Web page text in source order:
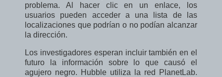
problema. Al hacer clic en un enlace, los
usuarios pueden acceder a una lista de las
localizaciones que podrían o no podían alcanzar
la dirección.
Los investigadores esperan incluir también en el
futuro la información sobre lo que causó el
agujero negro. Hubble utiliza la red PlanetLab.